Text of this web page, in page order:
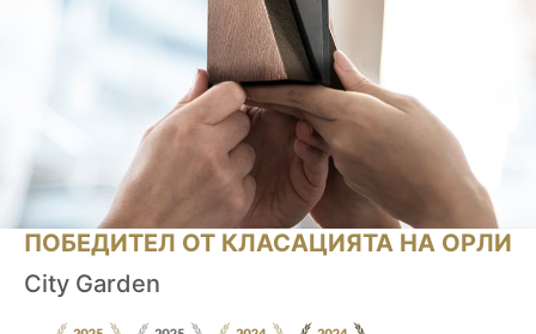
ПОБЕДИТЕЛ ОТ КЛАСАЦИЯТА НА ОРЛИ
City Garden